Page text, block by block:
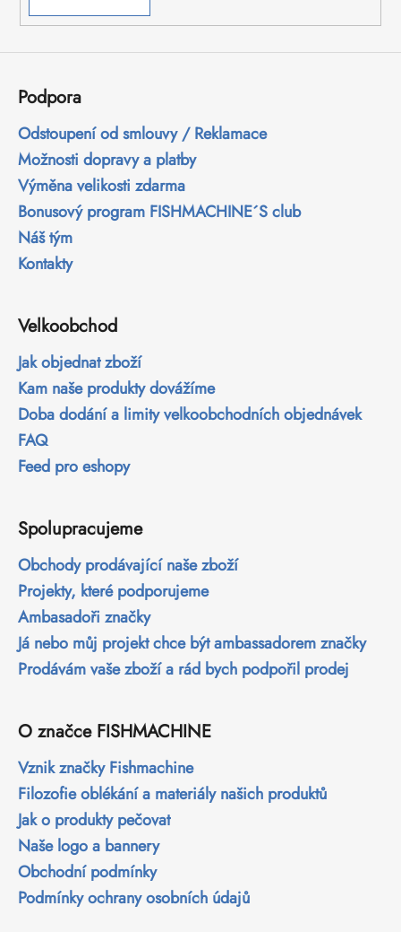
Podpora
Odstoupení od smlouvy / Reklamace
Možnosti dopravy a platby
Výměna velikosti zdarma
Bonusový program FISHMACHINE´S club
Náš tým
Kontakty
Velkoobchod
Jak objednat zboží
Kam naše produkty dovážíme
Doba dodání a limity velkoobchodních objednávek
FAQ
Feed pro eshopy
Spolupracujeme
Obchody prodávající naše zboží
Projekty, které podporujeme
Ambasadoři značky
Já nebo můj projekt chce být ambassadorem značky
Prodávám vaše zboží a rád bych podpořil prodej
O značce FISHMACHINE
Vznik značky Fishmachine
Filozofie oblékání a materiály našich produktů
Jak o produkty pečovat
Naše logo a bannery
Obchodní podmínky
Podmínky ochrany osobních údajů